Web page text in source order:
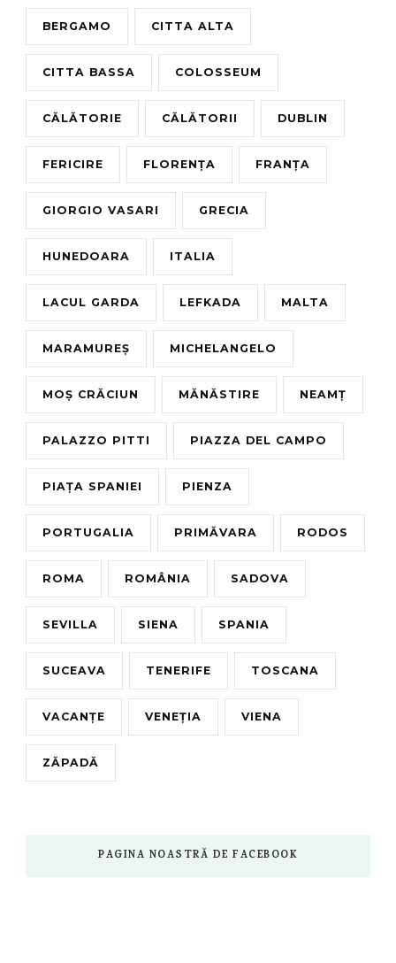
BERGAMO CITTA ALTA
CITTA BASSA COLOSSEUM
CĂLĂTORIE CĂLĂTORII DUBLIN
FERICIRE FLORENȚA FRANȚA
GIORGIO VASARI GRECIA
HUNEDOARA ITALIA
LACUL GARDA LEFKADA MALTA
MARAMUREȘ MICHELANGELO
MOȘ CRĂCIUN MĂNĂSTIRE NEAMȚ
PALAZZO PITTI PIAZZA DEL CAMPO
PIAȚA SPANIEI PIENZA
PORTUGALIA PRIMĂVARA RODOS
ROMA ROMÂNIA SADOVA
SEVILLA SIENA SPANIA
SUCEAVA TENERIFE TOSCANA
VACANȚE VENEȚIA VIENA
ZĂPADĂ
PAGINA NOASTRĂ DE FACEBOOK